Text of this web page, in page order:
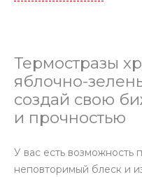
Термостразы
яблочно-
создай свою
и прочностью
У вас есть
неповторимый блеск и